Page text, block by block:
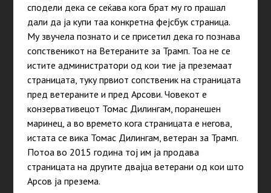
сподели дека се сеќава кога брат му го прашал
дали да ја купи таа конкретна фејсбук страница.
Му звучела познато и се присетил дека го познава
сопственикот на Ветераните за Трамп. Тоа не се
истите администратори од кои тие ја преземаат
страницата, туку првиот сопственик на страницата
пред ветераните и пред Арсови. Човекот е
конзервативецот Томас Дилингам, поранешен
маринец, а во времето кога страницата е негова,
истата се вика Томас Дилингам, ветеран за Трамп.
Потоа во 2015 година тој им ја продава
страницата на другите двајца ветерани од кои што
Арсов ја презема.